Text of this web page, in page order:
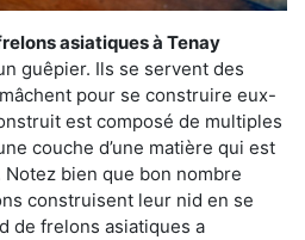
asiatiques à Tenay
guêpier. Ils se servent des
pour se construire eux-
est composé de multiples
couche d’une matière qui est
bien que bon nombre
construisent leur nid en se
de frelons asiatiques a